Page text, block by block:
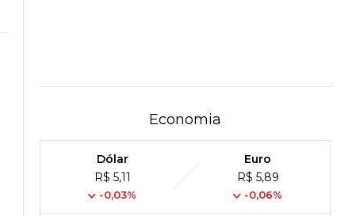
Economia
Dólar
R$ 5,11
-0,03%
Euro
R$ 5,89
-0,06%